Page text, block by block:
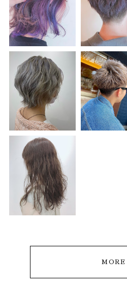
MORE